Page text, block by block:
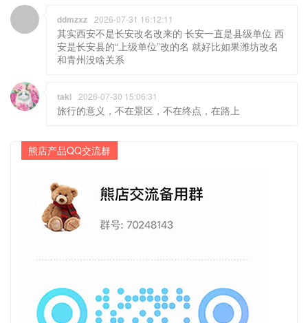
ddmzxz 2026-07-31 16:12:11
其实西安不是长安改名改来的 长安一直是县级单位 西
安是长安县的“上级单位”改的名 就好比如果潍坊改名
和青州没啥关系
taki 2026-07-30 15:06:31
旅行的意义，不在景区，不在终点，在路上
熊店产品QQ交流群